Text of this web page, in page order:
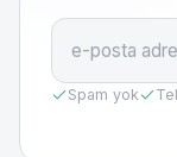
Spam yok